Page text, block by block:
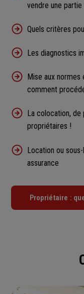
vendre une partie
Quels critères
Les diagnostics
Mise aux
comment
La colocation,
propriétaires !
Location ou
assurance
Propriétaire :